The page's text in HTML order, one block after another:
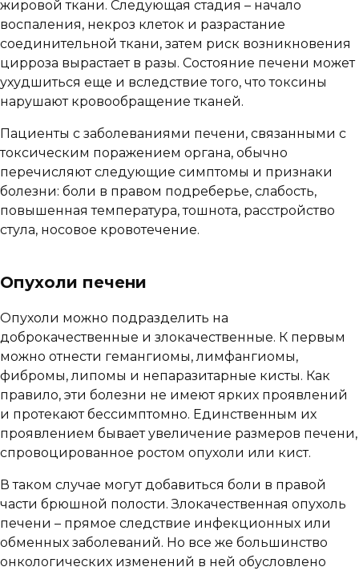
жировой ткани. Следующая стадия – начало
воспаления, некроз клеток и разрастание
соединительной ткани, затем риск возникновения
цирроза вырастает в разы. Состояние печени может
ухудшиться еще и вследствие того, что токсины
нарушают кровообращение тканей.
Пациенты с заболеваниями печени, связанными с
токсическим поражением органа, обычно
перечисляют следующие симптомы и признаки
болезни: боли в правом подреберье, слабость,
повышенная температура, тошнота, расстройство
стула, носовое кровотечение.
Опухоли печени
Опухоли можно подразделить на
доброкачественные и злокачественные. К первым
можно отнести гемангиомы, лимфангиомы,
фибромы, липомы и непаразитарные кисты. Как
правило, эти болезни не имеют ярких проявлений
и протекают бессимптомно. Единственным их
проявлением бывает увеличение размеров печени,
спровоцированное ростом опухоли или кист.
В таком случае могут добавиться боли в правой
части брюшной полости. Злокачественная опухоль
печени – прямое следствие инфекционных или
обменных заболеваний. Но все же большинство
онкологических изменений в ней обусловлено